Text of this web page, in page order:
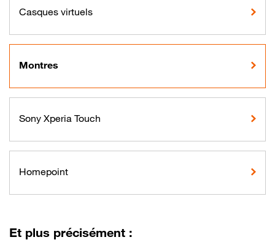
Casques virtuels
Montres
Sony Xperia Touch
Homepoint
Et plus précisément :